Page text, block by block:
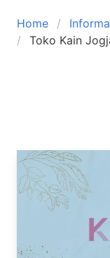
Home
Toko Kain